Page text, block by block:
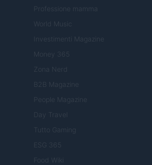
Professione mamma
World Music
Investimenti Magazine
Money 365
Zona Nerd
B2B Magazine
People Magazine
Day Travel
Tutto Gaming
ESG 365
Food Wiki